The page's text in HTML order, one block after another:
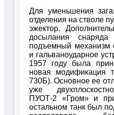
Для уменьшения
отделения на стволе
эжектор.
досылания
подъемный
и гальваноударное
1957 году была
новая модификация
730Б). Основное ее
уже
ПУОТ-2 «Гром» и
остальном танк был